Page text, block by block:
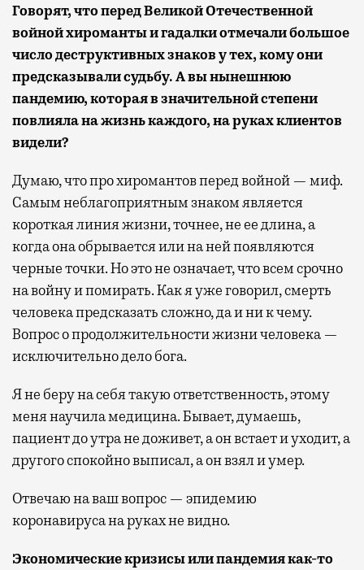
Говорят, что перед Великой Отечественной
войной хироманты и гадалки отмечали большое
число деструктивных знаков у тех, кому они
предсказывали судьбу. А вы нынешнюю
пандемию, которая в значительной степени
повлияла на жизнь каждого, на руках клиентов
видели?
Думаю, что про хиромантов перед войной — миф.
Самым неблагоприятным знаком является
короткая линия жизни, точнее, не ее длина, а
когда она обрывается или на ней появляются
черные точки. Но это не означает, что всем срочно
на войну и помирать. Как я уже говорил, смерть
человека предсказать сложно, да и ни к чему.
Вопрос о продолжительности жизни человека —
исключительно дело бога.
Я не беру на себя такую ответственность, этому
меня научила медицина. Бывает, думаешь,
пациент до утра не доживет, а он встает и уходит, а
другого спокойно выписал, а он взял и умер.
Отвечаю на ваш вопрос — эпидемию
коронавируса на руках не видно.
Экономические кризисы или пандемия как-то